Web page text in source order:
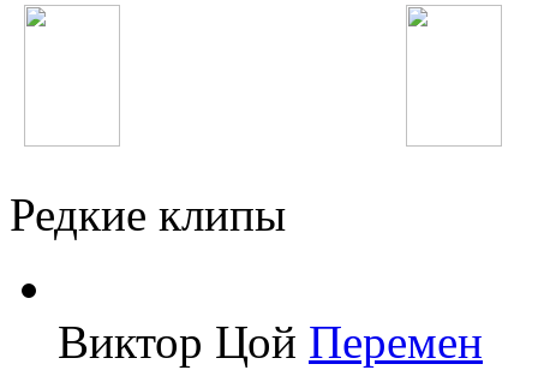
Редкие клипы
Виктор Цой Перемен